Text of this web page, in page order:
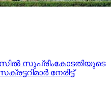
സുപ്രീംകോടതിയുടെ
നേരിട്ട്